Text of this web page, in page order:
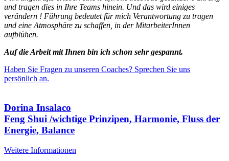
und tragen dies in Ihre Teams hinein. Und das wird einiges
verändern ! Führung bedeutet für mich Verantwortung zu tragen
und eine Atmosphäre zu schaffen, in der MitarbeiterInnen
aufblühen.
Auf die Arbeit mit Ihnen bin ich schon sehr gespannt.
Haben Sie Fragen zu unseren Coaches? Sprechen Sie uns
persönlich an.
Dorina Insalaco
Feng Shui /wichtige Prinzipen, Harmonie, Fluss der
Energie, Balance
Weitere Informationen